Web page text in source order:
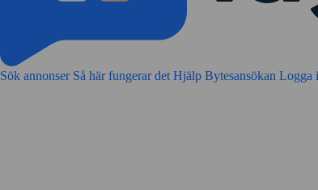
Sök annonser Så här fungerar det Hjälp Bytesansökan Logga